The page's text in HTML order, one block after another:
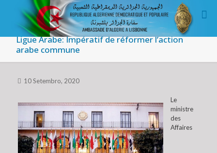
Ligue Arabe: Impératif de réformer l’action
arabe commune
10 Setembro, 2020
Le
ministre
des
Affaires